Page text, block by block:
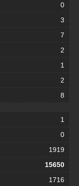
0
3
7
2
1
2
8
1
0
1919
15650
1716